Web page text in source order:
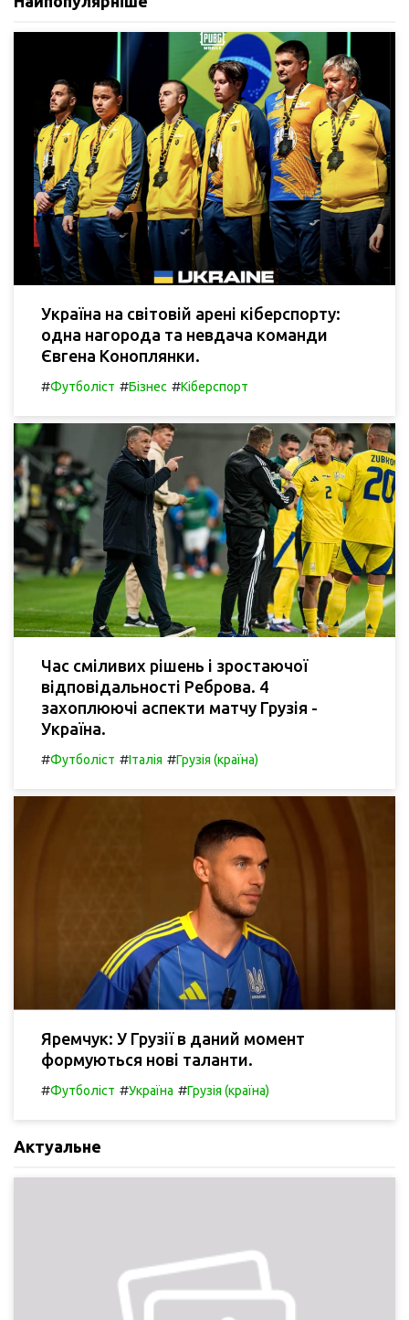
Україна на світовій арені кіберспорту:
одна нагорода та невдача команди
Євгена Коноплянки.
#Футболіст #Бізнес #Кіберспорт
Час сміливих рішень і зростаючої
відповідальності Реброва. 4
захоплюючі аспекти матчу Грузія -
Україна.
#Футболіст #Італія #Грузія (країна)
Яремчук: У Грузії в даний момент
формуються нові таланти.
#Футболіст #Україна #Грузія (країна)
Актуальне